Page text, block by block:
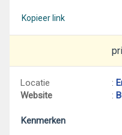
Kopieer link
Locatie :
Website
:
Kenmerken